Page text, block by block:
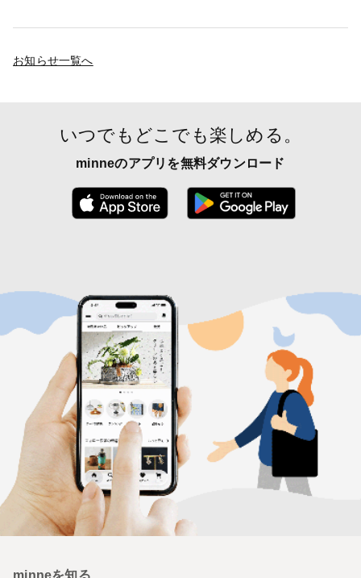
お知らせ一覧へ
いつでもどこでも楽しめる。
minneのアプリを無料ダウンロード
App Store からダウンロード
minneを知る